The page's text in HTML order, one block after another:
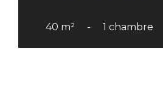
40 m² 1 chambre